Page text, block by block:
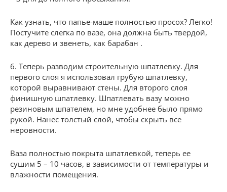
Как узнать, что папье-маше полностью просох? Легко!
Постучите слегка по вазе, она должна быть твердой,
как дерево и звенеть, как барабан .
6. Теперь разводим строительную шпатлевку. Для
первого слоя я использовал грубую шпатлевку,
которой выравнивают стены. Для второго слоя
финишную шпатлевку. Шпатлевать вазу можно
резиновым шпателем, но мне удобнее было прямо
рукой. Нанес толстый слой, чтобы скрыть все
неровности.
Ваза полностью покрыта шпатлевкой, теперь ее
сушим 5 – 10 часов, в зависимости от температуры и
влажности помещения.